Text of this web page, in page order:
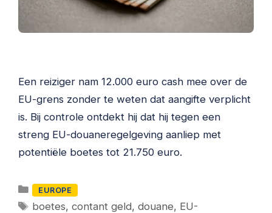
Een reiziger nam 12.000 euro cash mee over de
EU-grens zonder te weten dat aangifte verplicht
is. Bij controle ontdekt hij dat hij tegen een
streng EU-douaneregelgeving aanliep met
potentiële boetes tot 21.750 euro.
Categorieën
EUROPE
Tags
boetes,contant geld,douane, EU-